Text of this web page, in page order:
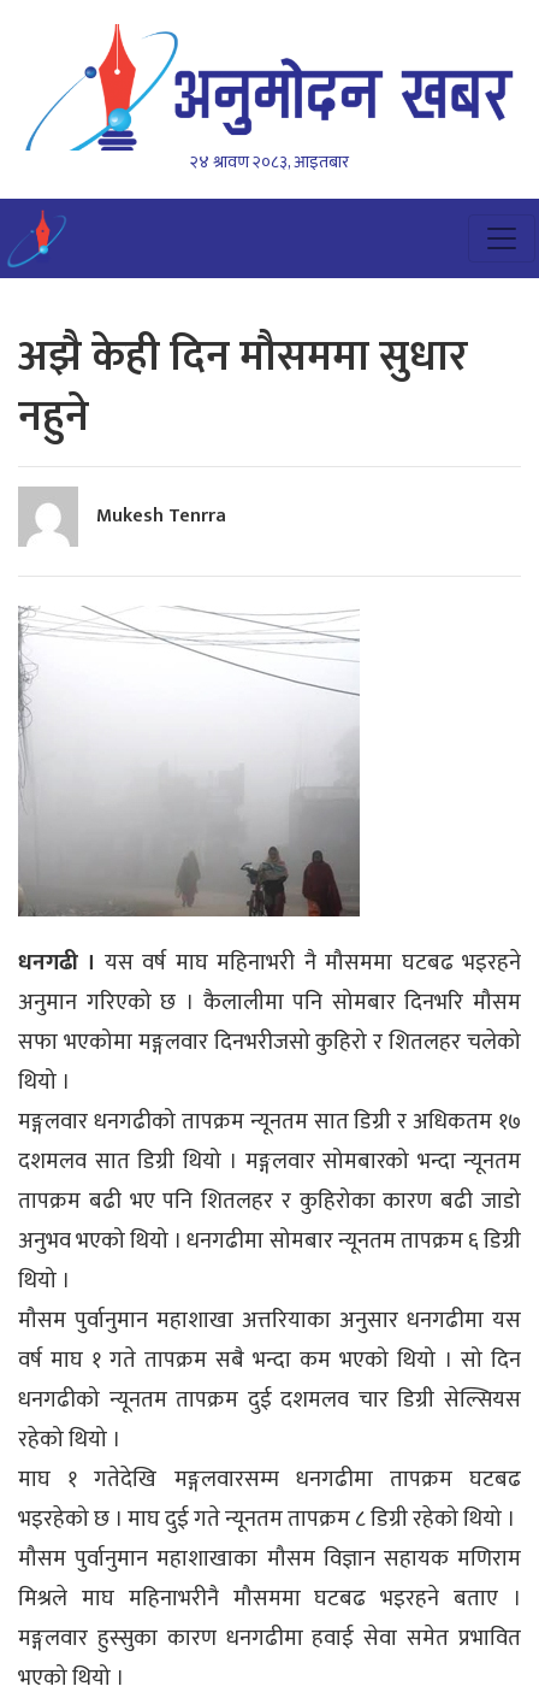
२४ श्रावण २०८३, आइतबार
अझै केही दिन मौसममा सुधार
नहुने
Mukesh Tenrra
धनगढी । यस वर्ष माघ महिनाभरी नै मौसममा घटबढ भइरहने
अनुमान गरिएको छ । कैलालीमा पनि सोमबार दिनभरि मौसम
सफा भएकोमा मङ्गलवार दिनभरीजसो कुहिरो र शितलहर चलेको
थियो ।
मङ्गलवार धनगढीको तापक्रम न्यूनतम सात डिग्री र अधिकतम १७
दशमलव सात डिग्री थियो । मङ्गलवार सोमबारको भन्दा न्यूनतम
तापक्रम बढी भए पनि शितलहर र कुहिरोका कारण बढी जाडो
अनुभव भएको थियो । धनगढीमा सोमबार न्यूनतम तापक्रम ६ डिग्री
थियो ।
मौसम पुर्वानुमान महाशाखा अत्तरियाका अनुसार धनगढीमा यस
वर्ष माघ १ गते तापक्रम सबै भन्दा कम भएको थियो । सो दिन
धनगढीको न्यूनतम तापक्रम दुई दशमलव चार डिग्री सेल्सियस
रहेको थियो ।
माघ १ गतेदेखि मङ्गलवारसम्म धनगढीमा तापक्रम घटबढ
भइरहेको छ । माघ दुई गते न्यूनतम तापक्रम ८ डिग्री रहेको थियो ।
मौसम पुर्वानुमान महाशाखाका मौसम विज्ञान सहायक मणिराम
मिश्रले माघ महिनाभरीनै मौसममा घटबढ भइरहने बताए ।
मङ्गलवार हुस्सुका कारण धनगढीमा हवाई सेवा समेत प्रभावित
भएको थियो ।